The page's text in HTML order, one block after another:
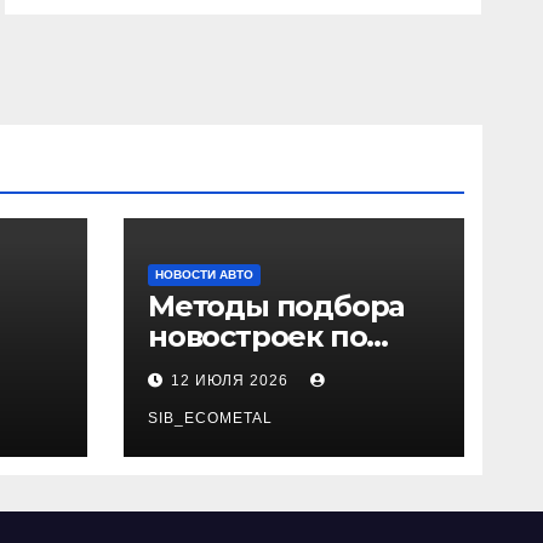
НОВОСТИ АВТО
Методы подбора
новостроек по
заданным
критериям
12 ИЮЛЯ 2026
SIB_ECOMETAL